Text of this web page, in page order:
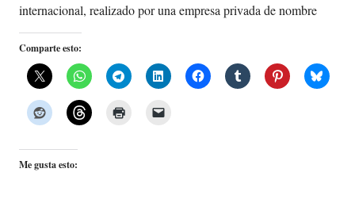
internacional, realizado por una empresa privada de nombre
Comparte esto:
Me gusta esto: